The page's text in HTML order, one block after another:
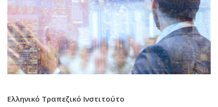
Ελληνικό Τραπεζικό Ινστιτούτο